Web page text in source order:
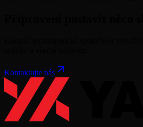
Kontaktujte nás